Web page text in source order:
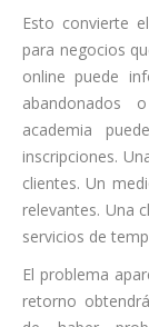
Esto convierte
para negocios
online puede
abandonados
academia
inscripciones.
clientes. Un
relevantes. Una
servicios de
El problema
retorno